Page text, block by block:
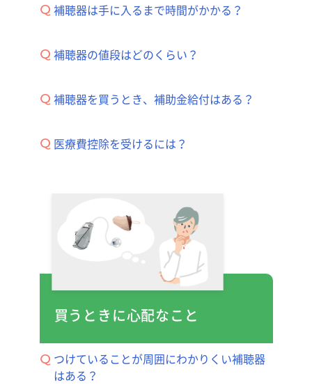
補聴器は手に入るまで時間がかかる？
補聴器の値段はどのくらい？
補聴器を買うとき、補助金給付はある？
医療費控除を受けるには？
買うときに心配なこと
つけていることが周囲にわかりくい補聴器
はある？